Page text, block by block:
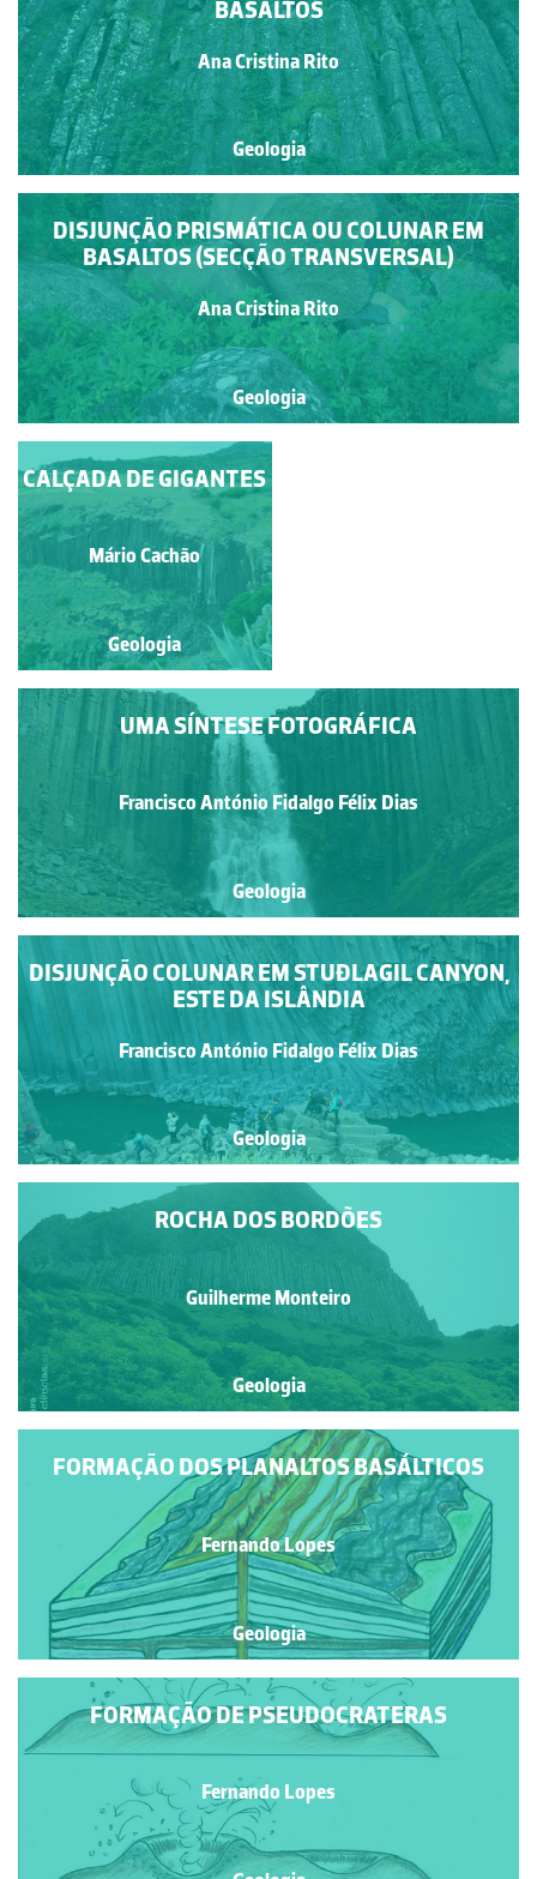
BASALTOS
Ana Cristina Rito
Geologia
DISJUNÇÃO PRISMÁTICA OU COLUNAR EM
BASALTOS (SECÇÃO TRANSVERSAL)
Ana Cristina Rito
Geologia
PICO DE ANA
FERREIRA
Madalena Fonseca
Geologia
UMA SÍNTESE FOTOGRÁFICA
Francisco António Fidalgo Félix Dias
Geologia
DISJUNÇÃO COLUNAR EM STUÐLAGIL CANYON,
ESTE DA ISLÂNDIA
Francisco António Fidalgo Félix Dias
Geologia
ROCHA DOS BORDÕES
Guilherme Monteiro
Geologia
CALÇADA DE GIGANTES
Mário Cachão
Geologia
FORMAÇÃO DOS PLANALTOS BASÁLTICOS
Fernando Lopes
Geologia
FORMAÇÃO DE PSEUDOCRATERAS
Fernando Lopes